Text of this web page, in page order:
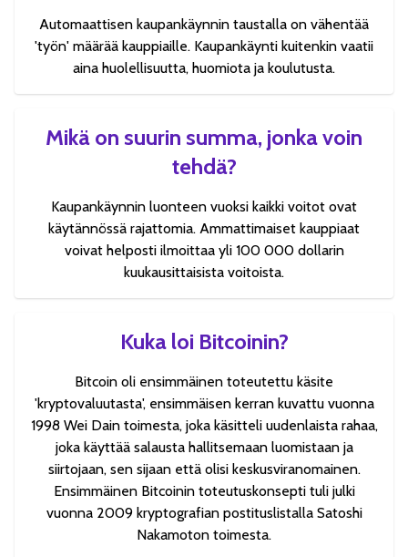
Automaattisen kaupankäynnin taustalla on vähentää
'työn' määrää kauppiaille. Kaupankäynti kuitenkin vaatii
aina huolellisuutta, huomiota ja koulutusta.
Mikä on suurin summa, jonka voin
tehdä?
Kaupankäynnin luonteen vuoksi kaikki voitot ovat
käytännössä rajattomia. Ammattimaiset kauppiaat
voivat helposti ilmoittaa yli 100 000 dollarin
kuukausittaisista voitoista.
Kuka loi Bitcoinin?
Bitcoin oli ensimmäinen toteutettu käsite
'kryptovaluutasta', ensimmäisen kerran kuvattu vuonna
1998 Wei Dain toimesta, joka käsitteli uudenlaista rahaa,
joka käyttää salausta hallitsemaan luomistaan ja
siirtojaan, sen sijaan että olisi keskusviranomainen.
Ensimmäinen Bitcoinin toteutuskonsepti tuli julki
vuonna 2009 kryptografian postituslistalla Satoshi
Nakamoton toimesta.